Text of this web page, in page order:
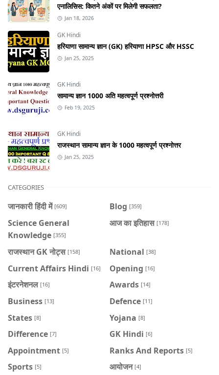
एनालिसिस: कितने अंकों पर मिलेगी सफलता?
Jan 18, 2026
GK Hindi
हरियाणा सामान्य ज्ञान (GK) हरियाणा HPSC और HSSC
Jan 25, 2025
GK Hindi
सामान्य ज्ञान 1000 अति महत्वपूर्ण प्रश्नोत्तरी
Feb 19, 2025
GK Hindi
राजस्थान सामान्य ज्ञान के 1000 महत्वपूर्ण प्रश्नोत्तर
Jan 25, 2025
CATEGORIES
जानकारी हिंदी में [609] Blog [359]
Science General
Knowledge [355]
आज का इतिहास [178]
राजस्थान GK नोट्स [158] National [38]
Current Affairs Hindi [16] Opening [16]
इंटरनेशनल [16] Awards [14]
Business [13] Defence [11]
States [8] Yojana [8]
Difference [7] GK Hindi [6]
Appointment [5] Ranks And Reports [5]
Sports [5] आयोजन [4]